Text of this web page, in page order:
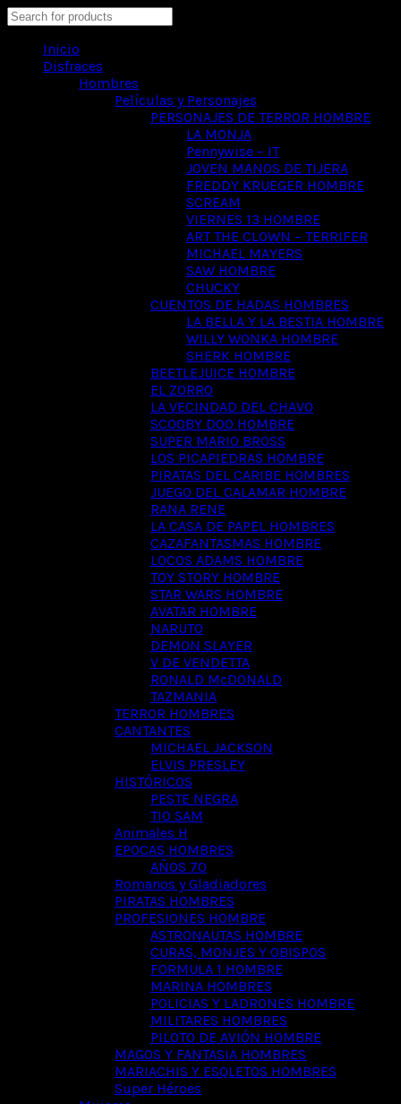
Inicio
Disfraces
Hombres
Películas y Personajes
PERSONAJES DE TERROR HOMBRE
LA MONJA
Pennywise – IT
JOVEN MANOS DE TIJERA
FREDDY KRUEGER HOMBRE
SCREAM
VIERNES 13 HOMBRE
ART THE CLOWN – TERRIFER
MICHAEL MAYERS
SAW HOMBRE
CHUCKY
CUENTOS DE HADAS HOMBRES
LA BELLA Y LA BESTIA HOMBRE
WILLY WONKA HOMBRE
SHERK HOMBRE
BEETLEJUICE HOMBRE
EL ZORRO
LA VECINDAD DEL CHAVO
SCOOBY DOO HOMBRE
SUPER MARIO BROSS
LOS PICAPIEDRAS HOMBRE
PIRATAS DEL CARIBE HOMBRES
JUEGO DEL CALAMAR HOMBRE
RANA RENE
LA CASA DE PAPEL HOMBRES
CAZAFANTASMAS HOMBRE
LOCOS ADAMS HOMBRE
TOY STORY HOMBRE
STAR WARS HOMBRE
AVATAR HOMBRE
NARUTO
DEMON SLAYER
V DE VENDETTA
RONALD McDONALD
TAZMANIA
TERROR HOMBRES
CANTANTES
MICHAEL JACKSON
ELVIS PRESLEY
HISTÓRICOS
PESTE NEGRA
TIO SAM
Animales H
EPOCAS HOMBRES
AÑOS 70
Romanos y Gladiadores
PIRATAS HOMBRES
PROFESIONES HOMBRE
ASTRONAUTAS HOMBRE
CURAS, MONJES Y OBISPOS
FORMULA 1 HOMBRE
MARINA HOMBRES
POLICIAS Y LADRONES HOMBRE
MILITARES HOMBRES
PILOTO DE AVIÓN HOMBRE
MAGOS Y FANTASIA HOMBRES
MARIACHIS Y ESQLETOS HOMBRES
Super Héroes